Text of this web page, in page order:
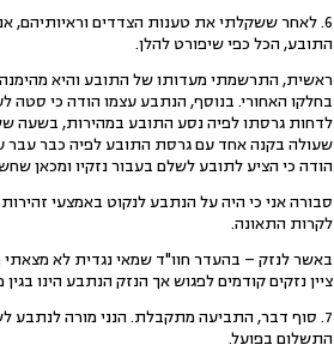
6. לאחר ששקלתי את טענות הצדדים וראיותיהם,
התובע, הכל כפי שיפורט להלן.
ראשית, התרשמתי מעדותו של התובע והיא מהימנה
בחלקו האחורי. בנוסף, הנתבע עצמו הודה כי סטה
לדחות גרסתו לפיה נסע התובע במהירות, בשעה
שעולה בקנה אחד עם גרסת התובע לפיה כבר עבר
הודה כי הציע לתובע לשלם בעבור נזקיו ומכאן
סבורה אני כי היה על הנתבע לנקוט באמצעי
לקרות התאונה.
באשר לנזק – בהעדר חוו"ד שמאי נגדית לא
ציין נזקים קודמים לפגוש אך הנזק הנתבע הינו
התשלום בפועל.